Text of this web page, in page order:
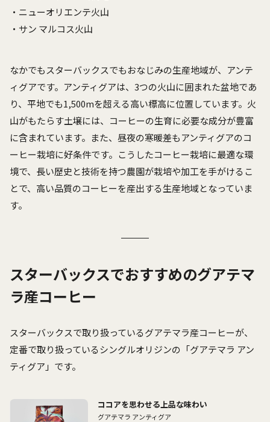
・ニューオリエンテ火山
・サン マルコス火山
なかでもスターバックスでもおなじみの生産地域が、アンテ
ィグアです。アンティグアは、3つの火山に囲まれた盆地であ
り、平地でも1,500mを超える高い標高に位置しています。火
山がもたらす土壌には、コーヒーの生育に必要な成分が豊富
に含まれています。また、昼夜の寒暖差もアンティグアのコ
ーヒー栽培に好条件です。こうしたコーヒー栽培に最適な環
境で、長い歴史と技術を持つ農園が栽培や加工を手がけるこ
とで、高い品質のコーヒーを産出する生産地域となっていま
す。
スターバックスでおすすめのグアテマ
ラ産コーヒー
スターバックスで取り扱っているグアテマラ産コーヒーが、
定番で取り扱っているシングルオリジンの「グアテマラ アン
ティグア」です。
ココアを思わせる上品な味わい
グアテマラ アンティグア